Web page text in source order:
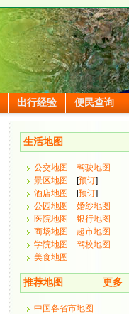
出行经验 便民查询
生活地图
公交地图
驾驶地图
景区地图
[预订]
酒店地图
[预订]
公园地图
婚纱地图
医院地图
银行地图
商场地图
超市地图
学院地图
驾校地图
美食地图
推荐地图 更多
中国各省市地图